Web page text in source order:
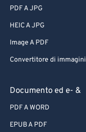
PDF A JPG
HEIC A JPG
Image A PDF
Convertitore di immagini
Documento ed e- &
PDF A WORD
EPUB A PDF